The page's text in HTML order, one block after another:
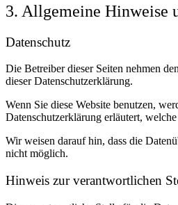
3. Allgemeine Hinweise
Datenschutz
Die Betreiber dieser Seiten nehmen
dieser Datenschutzerklärung.
Wenn Sie diese Website benutzen,
Datenschutzerklärung erläutert,
Wir weisen darauf hin, dass die
nicht möglich.
Hinweis zur verantwortlichen